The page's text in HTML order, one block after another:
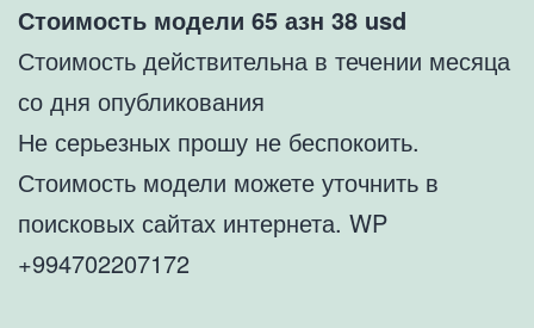
Стоимость модели 65 азн 38 usd
Стоимость действительна в течении месяца
со дня опубликования
Не серьезных прошу не беспокоить.
Стоимость модели можете уточнить в
поисковых сайтах интернета. WP
+994702207172